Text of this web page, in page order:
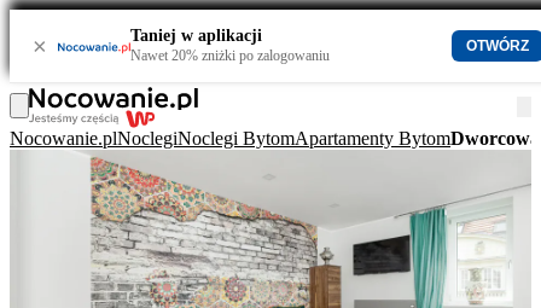
× Taniej w aplikacji
Nawet 20% zniżki po zalogowaniu
OTWÓRZ
Nocowanie.plNoclegiNoclegi BytomApartamenty BytomDworcowa